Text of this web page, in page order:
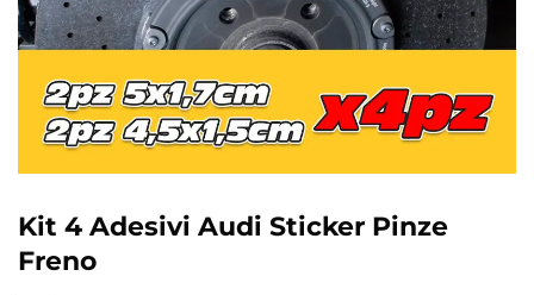
Kit 4 Adesivi Audi Sticker Pinze
Freno